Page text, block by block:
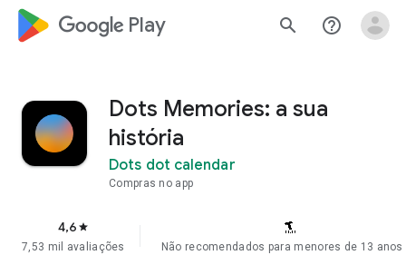
google_logo Play search help_outline
Dots Memories: a sua
história
Dots dot calendar
Compras no app
4,6 star
7,53 mil avaliações Não recomendados para menores de 13 anos